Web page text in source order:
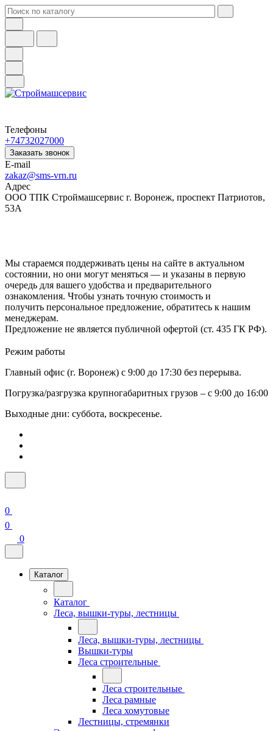
Телефоны
+74732027000
Заказать звонок
E-mail
zakaz@sms-vrn.ru
Адрес
ООО ТПК Строймашсервис г. Воронеж, проспект Патриотов,
53А
Мы стараемся поддерживать цены на сайте в актуальном
состоянии, но они могут меняться — и указаны в первую
очередь для вашего удобства и предварительного
ознакомления. Чтобы узнать точную стоимость и
получить персональное предложение, обратитесь к нашим
менеджерам.
Предложение не является публичной офертой (ст. 435 ГК РФ).
Режим работы
Главный офис (г. Воронеж) с 9:00 до 17:30 без перерыва.
Погрузка/разгрузка крупногабаритных грузов – с 9:00 до 16:00
Выходные дни: суббота, воскресенье.
0
0
0
Каталог
Каталог
Леса, вышки-туры, лестницы
Леса, вышки-туры, лестницы
Вышки-туры
Леса строительные
Леса строительные
Леса рамные
Леса хомутовые
Лестницы, стремянки